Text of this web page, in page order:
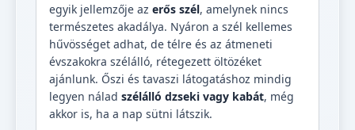
egyik jellemzője az erős szél, amelynek nincs
természetes akadálya. Nyáron a szél kellemes
hűvösséget adhat, de télre és az átmeneti
évszakokra szélálló, rétegezett öltözéket
ajánlunk. Őszi és tavaszi látogatáshoz mindig
legyen nálad szélálló dzseki vagy kabát, még
akkor is, ha a nap sütni látszik.